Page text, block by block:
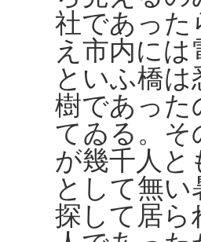
社であった
え市内に
といふ橋
樹であった
てゐる。そ
が幾千人と
として無
探して居ら